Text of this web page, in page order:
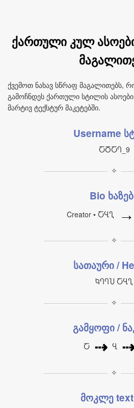
ქართული კულ
ქვემოთ ნახავ სწრაფ მაგალითებს,
გამოჩნდეს ქართული სტილის
მარტივ ტექსტურ მაკეტებში.
Username
ႠႣႠႤ_9
✧
Bio
Creator • ႠႡႢ →
✧
სათაური /
ႩႤႤႮ ႠႡႢ
✧
გამყოფი /
Ⴀ ⇢ Ⴁ
✧
მოკლე